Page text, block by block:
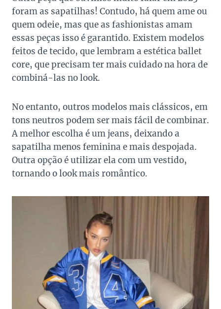
foram as sapatilhas! Contudo, há quem ame ou
quem odeie, mas que as fashionistas amam
essas peças isso é garantido. Existem modelos
feitos de tecido, que lembram a estética ballet
core, que precisam ter mais cuidado na hora de
combiná-las no look.
No entanto, outros modelos mais clássicos, em
tons neutros podem ser mais fácil de combinar.
A melhor escolha é um jeans, deixando a
sapatilha menos feminina e mais despojada.
Outra opção é utilizar ela com um vestido,
tornando o look mais romântico.